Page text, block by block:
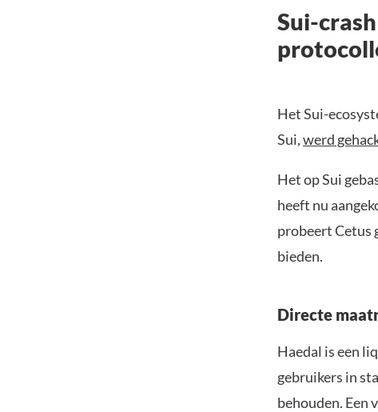
Sui-
Het Sui-
Sui,werd
Het op Sui
heeft nu
probeert Cetus
bieden.
Directe
Haedal is een
gebruikers in
behouden. Een